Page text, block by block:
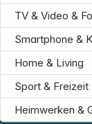
TV & Video &
Smartphone &
Home & Living
Sport & Freizeit
Heimwerken &